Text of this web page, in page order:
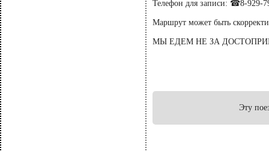
Телефон для записи: ☎8-929-
Маршрут может быть
МЫ ЕДЕМ НЕ ЗА
Эту